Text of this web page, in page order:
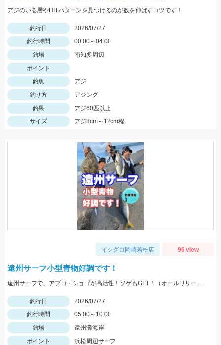
アジのいる層やHITパターンを見つけるのが数を伸ばすコツです！
釣行日
2026/07/27
釣行時間
00:00～04:00
釣場
南知多周辺
ポイント
釣魚
アジ
釣り方
アジング
釣果
アジ60匹以上
サイズ
アジ8cm～12cm程
イシグロ岡崎若松店 96 view
遠州サーフ小型青物好調です！
遠州サーフで、アブコ・ショゴが高活性！ソゲもGET！（オールリリースさせて頂きました）ヒットルアーは、ジーク Ｆサーディン20ｇ 20ｇのサイズ感が良かったです！
釣行日
2026/07/27
釣行時間
05:00～10:00
釣場
遠州灘海岸
ポイント
浜松周辺サーフ